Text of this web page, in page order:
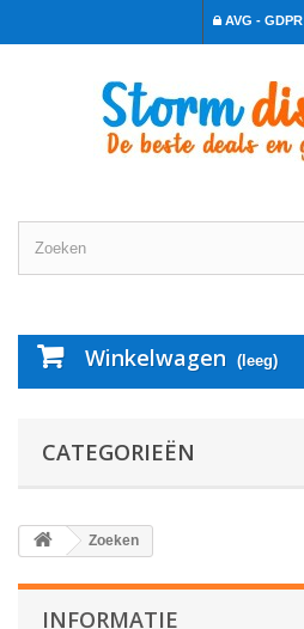
AVG - GDPR
Winkelwagen (leeg)
CATEGORIEËN
Zoeken
INFORMATIE